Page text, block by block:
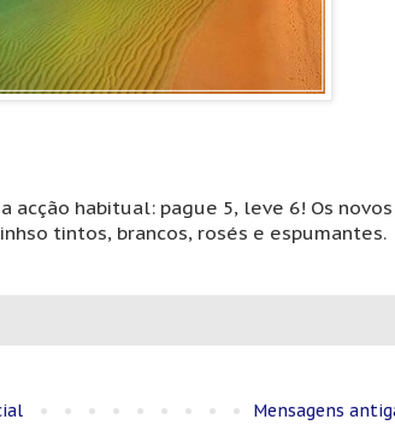
acção habitual: pague 5, leve 6! Os novos
tintos, brancos, rosés e espumantes.
Mensagens